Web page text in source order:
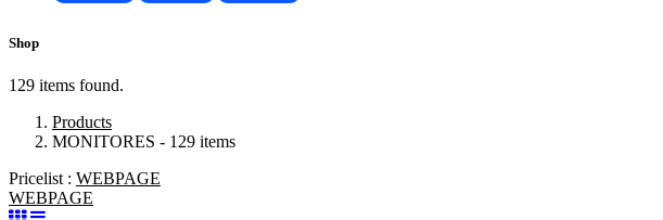
Shop
129 items found.
Products
MONITORES - 129 items
Pricelist : WEBPAGE
WEBPAGE